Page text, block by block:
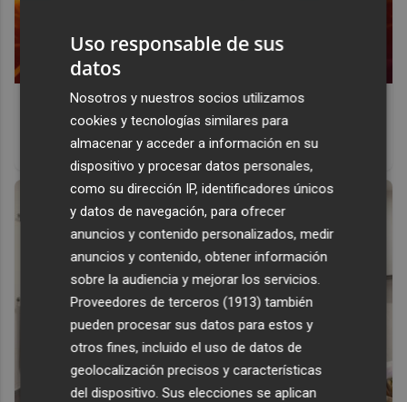
Corepunk MMORPG
Un verdadero MMORPG de la vieja escuela ¡Cómo los de
antes, pero mejor!
Uso responsable de sus
datos
Nosotros y nuestros socios utilizamos
cookies y tecnologías similares para
almacenar y acceder a información en su
dispositivo y procesar datos personales,
como su dirección IP, identificadores únicos
y datos de navegación, para ofrecer
anuncios y contenido personalizados, medir
anuncios y contenido, obtener información
sobre la audiencia y mejorar los servicios.
Proveedores de terceros (1913) también
pueden procesar sus datos para estos y
otros fines, incluido el uso de datos de
geolocalización precisos y características
del dispositivo. Sus elecciones se aplican